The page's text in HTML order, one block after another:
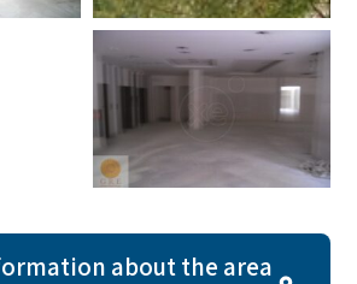
about the area